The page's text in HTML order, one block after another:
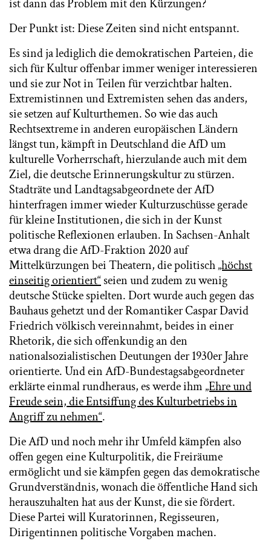
ist dann das Problem mit den Kürzungen?
Der Punkt ist: Diese Zeiten sind nicht entspannt.
Es sind ja lediglich die demokratischen Parteien, die
sich für Kultur offenbar immer weniger interessieren
und sie zur Not in Teilen für verzichtbar halten.
Extremistinnen und Extremisten sehen das anders,
sie setzen auf Kulturthemen. So wie das auch
Rechtsextreme in anderen europäischen Ländern
längst tun, kämpft in Deutschland die AfD um
kulturelle Vorherrschaft, hierzulande auch mit dem
Ziel, die deutsche Erinnerungskultur zu stürzen.
Stadträte und Landtagsabgeordnete der AfD
hinterfragen immer wieder Kulturzuschüsse gerade
für kleine Institutionen, die sich in der Kunst
politische Reflexionen erlauben. In Sachsen-Anhalt
etwa drang die AfD-Fraktion 2020 auf
Mittelkürzungen bei Theatern, die politisch„höchst
einseitig orientiert“seien und zudem zu wenig
deutsche Stücke spielten. Dort wurde auch gegen das
Bauhaus gehetzt und der Romantiker Caspar David
Friedrich völkisch vereinnahmt, beides in einer
Rhetorik, die sich offenkundig an den
nationalsozialistischen Deutungen der 1930er Jahre
orientierte. Und ein AfD-Bundestagsabgeordneter
erklärte einmal rundheraus, es werde ihm „Ehre und
Freude sein, die Entsiffung des Kulturbetriebs in
Angriff zu nehmen“.
Die AfD und noch mehr ihr Umfeld kämpfen also
offen gegen eine Kulturpolitik, die Freiräume
ermöglicht und sie kämpfen gegen das demokratische
Grundverständnis, wonach die öffentliche Hand sich
herauszuhalten hat aus der Kunst, die sie fördert.
Diese Partei will Kuratorinnen, Regisseuren,
Dirigentinnen politische Vorgaben machen.